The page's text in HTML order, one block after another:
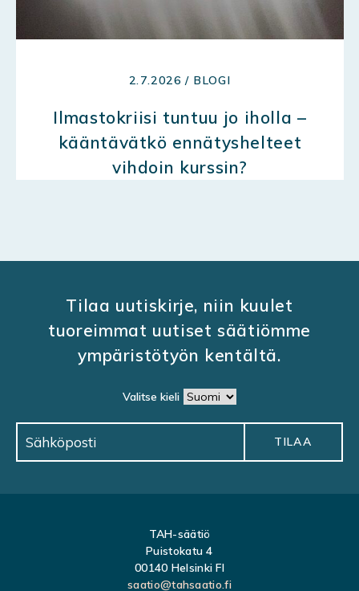
2.7.2026 / BLOGI
Ilmastokriisi tuntuu jo iholla –
kääntävätkö ennätyshelteet
vihdoin kurssin?
Tilaa uutiskirje, niin kuulet
tuoreimmat uutiset säätiömme
ympäristötyön kentältä.
Valitse kieli
TAH-säätiö
Puistokatu 4
00140 Helsinki FI
saatio@tahsaatio.fi